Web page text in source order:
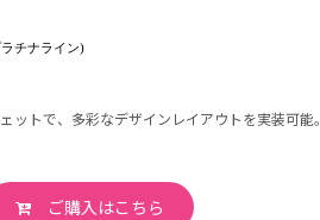
チナライン)
ットで、多彩なデザインレイアウトを実装可能。
ご購入はこちら